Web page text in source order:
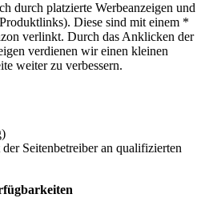
durch platzierte Werbeanzeigen und
Diese sind mit einem *
verlinkt. Durch das Anklicken der
verdienen wir einen kleinen
weiter zu verbessern.
Seitenbetreiber an qualifizierten